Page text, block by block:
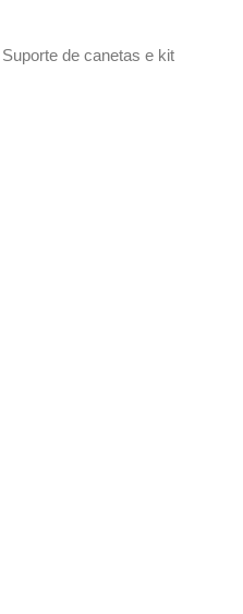
de canetas e kit